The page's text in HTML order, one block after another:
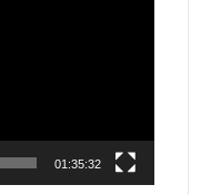
01:35:32